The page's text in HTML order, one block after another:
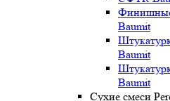
Финишные
Baumit
Baumit
Baumit
Сухие смеси